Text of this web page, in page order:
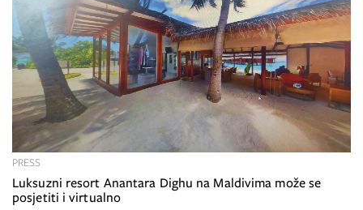
Luksuzni resort Anantara Dighu na Maldivima može se
posjetiti i virtualno
PRESS